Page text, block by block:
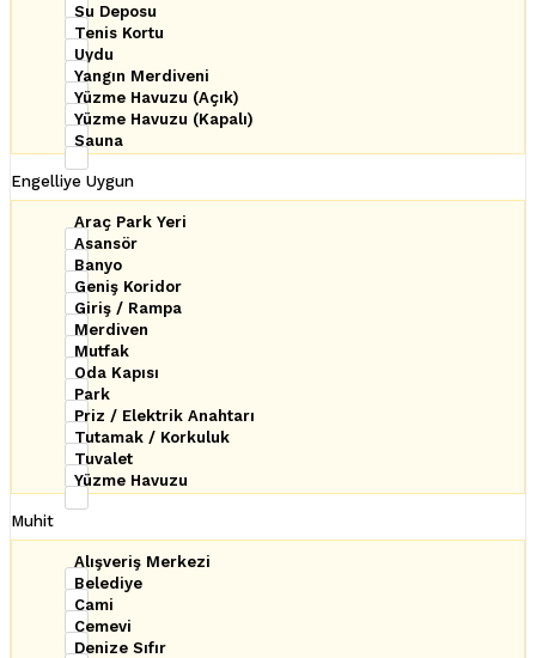
Su Deposu
Tenis Kortu
Uydu
Yangın Merdiveni
Yüzme Havuzu (Açık)
Yüzme Havuzu (Kapalı)
Sauna
Engelliye Uygun
Araç Park Yeri
Asansör
Banyo
Geniş Koridor
Giriş / Rampa
Merdiven
Mutfak
Oda Kapısı
Park
Priz / Elektrik Anahtarı
Tutamak / Korkuluk
Tuvalet
Yüzme Havuzu
Muhit
Alışveriş Merkezi
Belediye
Cami
Cemevi
Denize Sıfır